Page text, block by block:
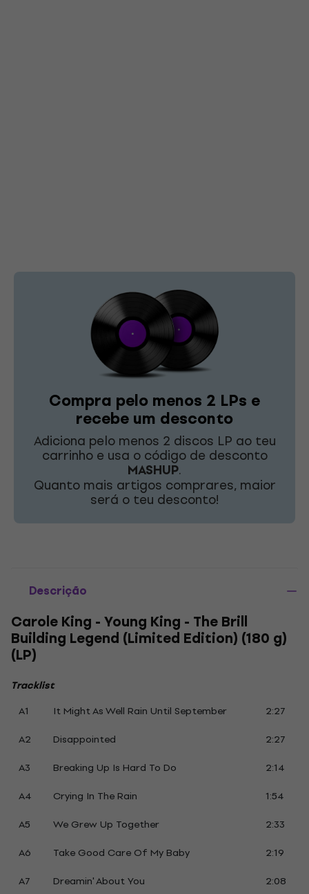
Compra pelo menos 2 LPs e
recebe um desconto
Adiciona pelo menos 2 discos LP ao teu
carrinho e usa o código de desconto
MASHUP.
Quanto mais artigos comprares, maior
será o teu desconto!
Descrição
Carole King - Young King - The Brill
Building Legend (Limited Edition) (180 g)
(LP)
Tracklist
A1
It Might As Well Rain Until September
2:27
A2
Disappointed
2:27
A3
Breaking Up Is Hard To Do
2:14
A4
Crying In The Rain
1:54
A5
We Grew Up Together
2:33
A6
Take Good Care Of My Baby
2:19
A7
Dreamin' About You 2:08